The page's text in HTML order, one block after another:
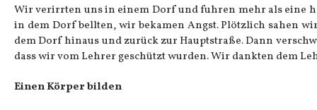
Wir verirrten uns in einem Dorf und fuhren mehr als eine
in dem Dorf bellten, wir bekamen Angst. Plötzlich sahen
dem Dorf hinaus und zurück zur Hauptstraße. Dann
dass wir vom Lehrer geschützt wurden. Wir dankten dem
Einen Körper bilden